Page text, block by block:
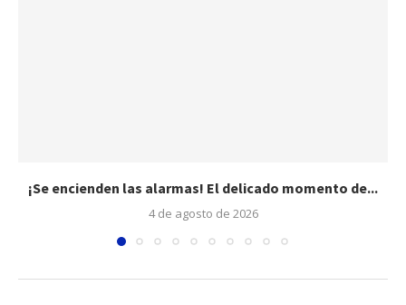
¡Se encienden las alarmas! El delicado momento de...
4 de agosto de 2026